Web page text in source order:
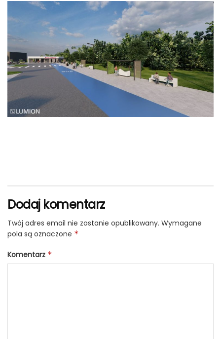
Dodaj komentarz
Twój adres email nie zostanie opublikowany. Wymagane
pola są oznaczone *
Komentarz *